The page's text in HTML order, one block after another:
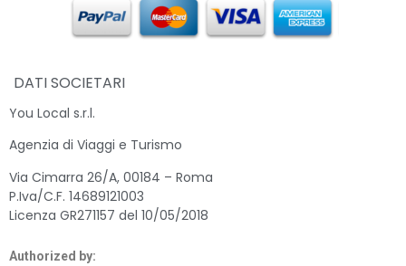
DATI SOCIETARI
You Local s.r.l.
Agenzia di Viaggi e Turismo
Via Cimarra 26/A, 00184 – Roma
P.Iva/C.F. 14689121003
Licenza GR271157 del 10/05/2018
Authorized by: